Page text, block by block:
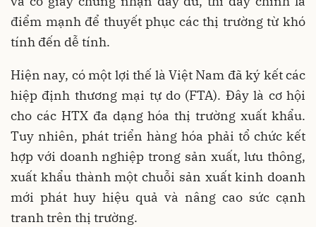
điểm mạnh để thuyết phục các thị trường từ khó
tính đến dễ tính.
Hiện nay, có một lợi thế là Việt Nam đã ký kết các
hiệp định thương mại tự do (FTA). Đây là cơ hội
cho các HTX đa dạng hóa thị trường xuất khẩu.
Tuy nhiên, phát triển hàng hóa phải tổ chức kết
hợp với doanh nghiệp trong sản xuất, lưu thông,
xuất khẩu thành một chuỗi sản xuất kinh doanh
mới phát huy hiệu quả và nâng cao sức cạnh
tranh trên thị trường.